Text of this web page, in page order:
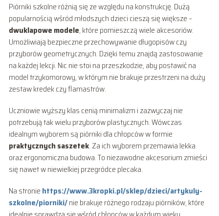
Piórniki szkolne różnią się ze względu na konstrukcję. Dużą
popularnością wśród młodszych dzieci cieszą się większe –
dwuklapowe modele, które pomieszczą wiele akcesoriów.
Umożliwiają bezpieczne przechowywanie długopisów czy
przyborów geometrycznych. Dzięki temu znajdą zastosowanie
na każdej lekcji. Nic nie stoi na przeszkodzie, aby postawić na
model trzykomorowy, w którym nie brakuje przestrzeni na duży
zestaw kredek czy flamastrów.
Uczniowie wyższy klas cenią minimalizm i zazwyczaj nie
potrzebują tak wielu przyborów plastycznych. Wówczas
idealnym wyborem są piórniki dla chłopców w formie
praktycznych saszetek. Za ich wyborem przemawia lekka
oraz ergonomiczna budowa. To niezawodne akcesorium zmieści
się nawet w niewielkiej przegródce plecaka.
Na stronie https://www.3kropki.pl/sklep/dzieci/artykuly-
szkolne/piorniki/nie brakuje różnego rodzaju piórników, które